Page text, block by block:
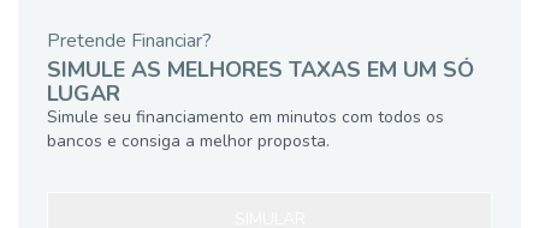
Pretende Financiar?
SIMULE AS MELHORES TAXAS EM UM SÓ
LUGAR
Simule seu financiamento em minutos com todos os
bancos e consiga a melhor proposta.